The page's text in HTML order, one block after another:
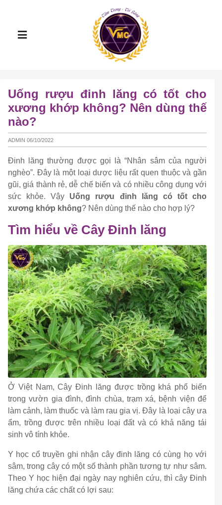
Uống rượu đinh lăng có tốt cho
xương khớp không? Nên dùng thế
nào?
ADMIN 06/10/2022
Đinh lăng thường được gọi là “Nhân sâm của người
nghèo”. Đây là một loại dược liệu rất quen thuộc và gần
gũi, giá thành rẻ, dễ chế biến và có nhiều công dụng với
sức khỏe. Vậy Uống rượu đinh lăng có tốt cho
xương khớp không? Nên dùng thế nào cho hợp lý?
Tìm hiểu về Cây Đinh lăng
Ở Việt Nam, Cây Đinh lăng được trồng khá phổ biến
trong vườn gia đình, đình chùa, trạm xá, bệnh viện để
làm cảnh, làm thuốc và làm rau gia vị. Đây là loại cây ưa
ẩm, trồng được trên nhiều loại đất và có khả năng tái
sinh vô tính khỏe.
Y học cổ truyền ghi nhận cây đinh lăng có cùng họ với
sâm, trong cây có một số thành phần tương tự như sâm.
Theo Y học hiện đại ngày nay nghiên cứu, thì cây Đinh
lăng chứa các chất có lợi sau: